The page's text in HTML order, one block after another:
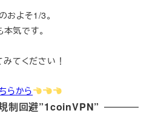
よそ1/3。
気です。
てください！
らから
制回避”1coinVPN”